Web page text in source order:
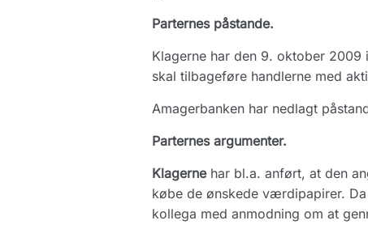
Parternes påstande.
Klagerne har den 9. oktober
skal tilbageføre handlerne med
Amagerbanken har nedlagt
Parternes argumenter.
Klagernehar bl.a. anført, at den
købe de ønskede værdipapirer.
kollega med anmodning om at